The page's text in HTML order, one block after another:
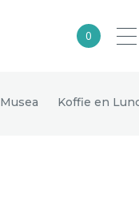
0
Musea Koffie en